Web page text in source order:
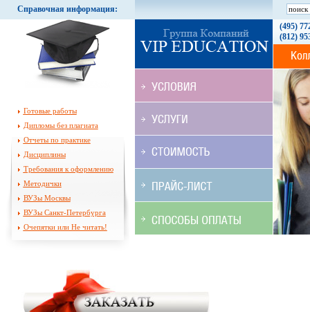
Справочная информация:
Готовые работы
Дипломы без плагиата
Отчеты по практике
Дисциплины
Требования к оформлению
Методички
ВУЗы Москвы
ВУЗы Санкт-Петербурга
Очепятки или Не читать!
(495)
(812)